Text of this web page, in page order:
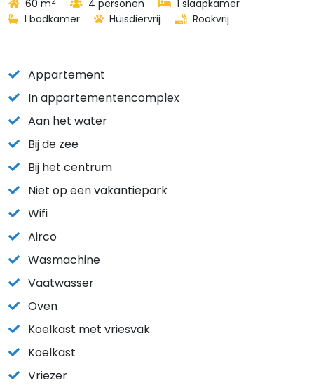
60 m 4 personen
1 slaapkamer
1 badkamer
Huisdiervrij Rookvrij
Appartement
In appartementencomplex
Aan het water
Bij de zee
Bij het centrum
Niet op een vakantiepark
Wifi
Airco
Wasmachine
Vaatwasser
Oven
Koelkast met vriesvak
Koelkast
Vriezer